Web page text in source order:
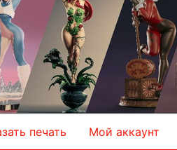
печать Мой аккаунт